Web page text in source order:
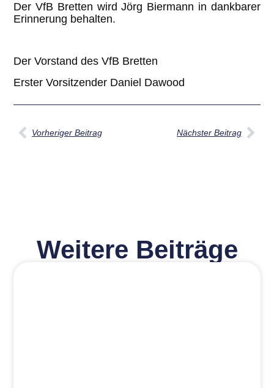
Der VfB Bretten wird Jörg Biermann in dankbarer
Erinnerung behalten.
Der Vorstand des VfB Bretten
Erster Vorsitzender Daniel Dawood
Vorheriger Beitrag Nächster Beitrag
Weitere Beiträge